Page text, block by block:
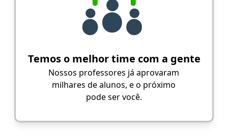
Temos o melhor time com a gente
Nossos professores já aprovaram
milhares de alunos, e o próximo
pode ser você.